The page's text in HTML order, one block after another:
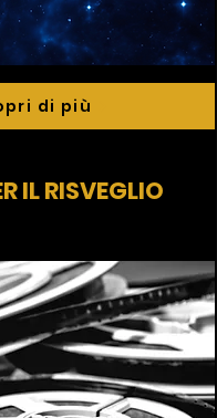
di più
IL RISVEGLIO